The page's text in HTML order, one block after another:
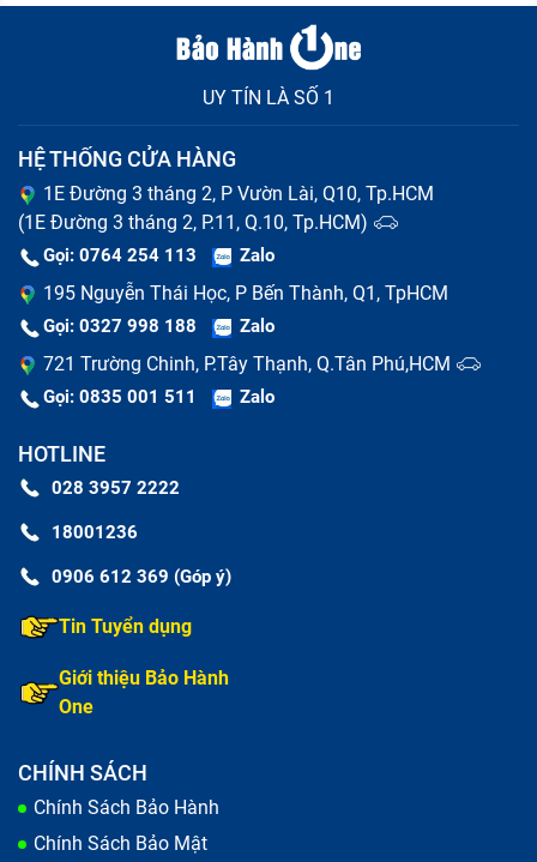
cần thay màn hình mới để khôi phục tính thẩm mỹ
và chức năng của điện thoại.
Màn hình hiển thị màu sắc không đúng, có điểm
chết, hay xuất hiện các đốm đen.
Màn hình không phản ứng đúng khi bạn chạm vào
hoặc có các khu vực không nhận cảm ứng.
Màn hình hiển thị nhấp nháy, giật lag, hoặc có các
hiện tượng không bình thường khác trong quá trình
Ánh sáng nền của màn hình không hoạt động, điều
nhìn.
có thể là do nước đã vào bên trong màn hình và cần
phải thay thế.
UY TÍN LÀ SỐ 1
HỆ THỐNG CỬA HÀNG
1E Đường 3 tháng 2, P Vườn Lài, Q10, Tp.HCM
(1E Đường 3 tháng 2, P.11, Q.10, Tp.HCM)
Gọi: 0764 254 113 Zalo
195 Nguyễn Thái Học, P Bến Thành, Q1, TpHCM
Gọi: 0327 998 188 Zalo
721 Trường Chinh, P.Tây Thạnh, Q.Tân Phú,HCM
Gọi: 0835 001 511 Zalo
HOTLINE
028 3957 2222
18001236
0906 612 369 (Góp ý)
Tin Tuyển dụng
Giới thiệu Bảo Hành
One
CHÍNH SÁCH
Chính Sách Bảo Hành
Chính Sách Bảo Mật